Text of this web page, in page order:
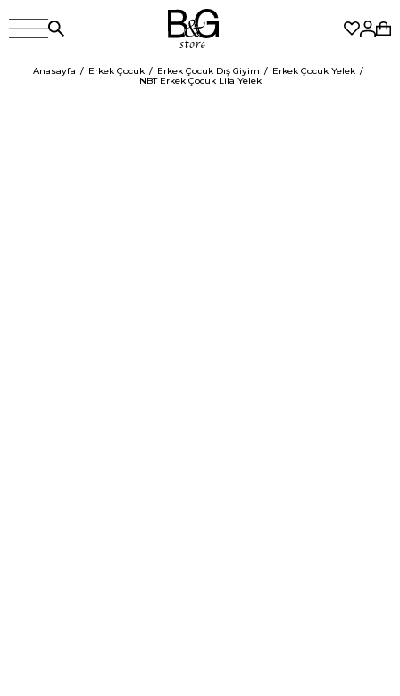
Anasayfa Erkek Çocuk Erkek Çocuk Dış Giyim
Erkek Çocuk Yelek
NBT Erkek Çocuk Lila Yelek